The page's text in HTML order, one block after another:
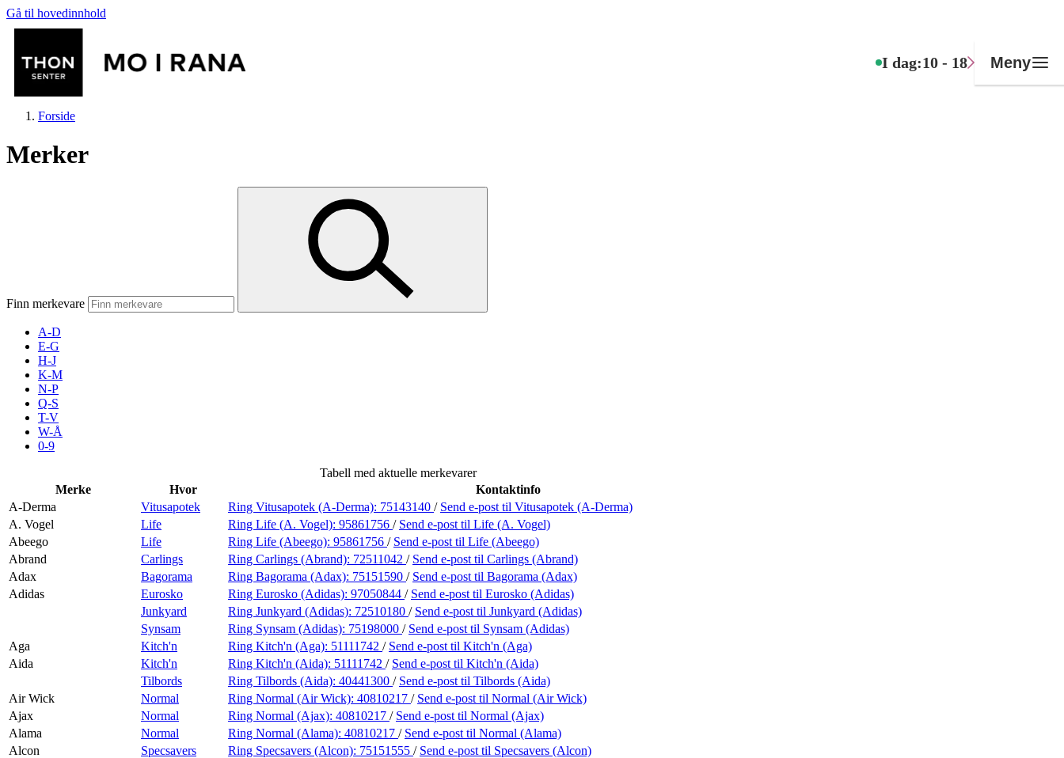
Gå til hovedinnhold
I dag:10 - 18 Meny
Mat og drikke
Inspirasjon
Åpningstider
Praktisk informasjon
Ledige stillinger
Forside
Merker
Finn merkevare
A-D
E-G
H-J
K-M
N-P
Q-S
T-V
W-Å
0-9
Tabell med aktuelle merkevarer
Merke
Hvor
Kontaktinfo
A-Derma
Vitusapotek Ring Vitusapotek (A-Derma): 75143140 / Send e-post til Vitusapotek (A-Derma)
A. Vogel
Life Ring Life (A. Vogel): 95861756 / Send e-post til Life (A. Vogel)
Abeego
Life Ring Life (Abeego): 95861756 / Send e-post til Life (Abeego)
Abrand
Carlings Ring Carlings (Abrand): 72511042 / Send e-post til Carlings (Abrand)
Adax
Bagorama Ring Bagorama (Adax): 75151590 / Send e-post til Bagorama (Adax)
Adidas
Eurosko Ring Eurosko (Adidas): 97050844 / Send e-post til Eurosko (Adidas)
Junkyard
Ring Junkyard (Adidas): 72510180 / Send e-post til Junkyard (Adidas)
Synsam
Ring Synsam (Adidas): 75198000 / Send e-post til Synsam (Adidas)
Aga
Kitch'n Ring Kitch'n (Aga): 51111742 / Send e-post til Kitch'n (Aga)
Aida
Kitch'n Ring Kitch'n (Aida): 51111742 / Send e-post til Kitch'n (Aida)
Tilbords
Ring Tilbords (Aida): 40441300 / Send e-post til Tilbords (Aida)
Air Wick
Normal Ring Normal (Air Wick): 40810217 / Send e-post til Normal (Air Wick)
Ajax
Normal Ring Normal (Ajax): 40810217 / Send e-post til Normal (Ajax)
Alama
Normal Ring Normal (Alama): 40810217 / Send e-post til Normal (Alama)
Alcon
Specsavers Ring Specsavers (Alcon): 75151555 / Send e-post til Specsavers (Alcon)